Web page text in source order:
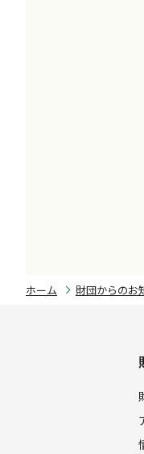
ホーム 財団からのお